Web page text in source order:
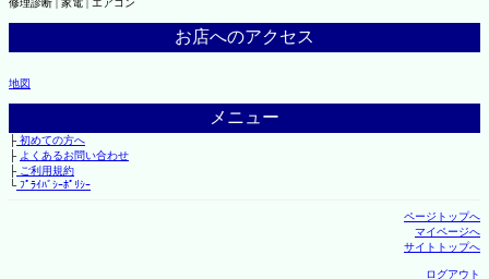
修理診断 | 家電 | エアコン
お店へのアクセス
地図
メニュー
├初めての方へ
├ よくあるお問い合わせ
├ご利用規約
└ﾌﾟﾗｲﾊﾞｼｰﾎﾟﾘｼｰ
ページトップへ
マイページへ
サイトトップへ
ログアウト